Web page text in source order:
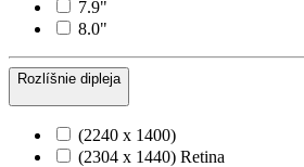
7.9"
8.0"
Rozlíšnie dipleja
(2240 x 1400)
(2304 x 1440) Retina